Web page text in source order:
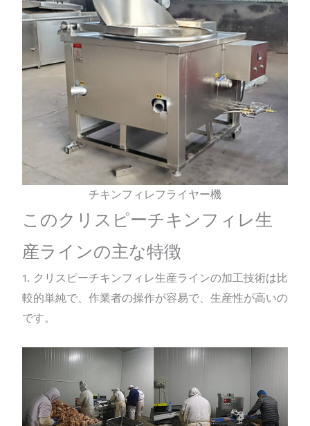
チキンフィレフライヤー機
このクリスピーチキンフィレ生
産ラインの主な特徴
1. クリスピーチキンフィレ生産ラインの加工技術は比
較的単純で、作業者の操作が容易で、生産性が高いの
です。